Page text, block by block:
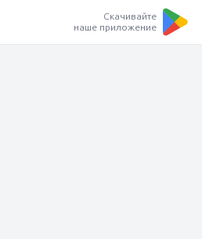
Скачивайте
наше приложение